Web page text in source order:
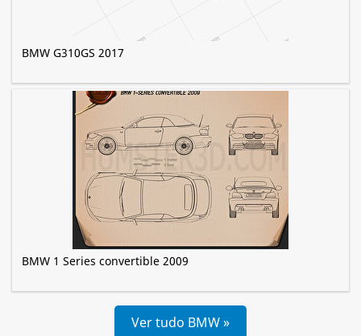
BMW G310GS 2017
BMW 1 Series convertible 2009
Ver tudo BMW »